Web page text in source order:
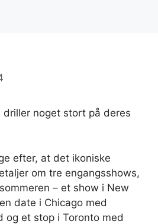
driller noget stort på deres
efter, at det ikoniske
om tre engangsshows,
– et show i New
date i Chicago med
og et stop i Toronto med